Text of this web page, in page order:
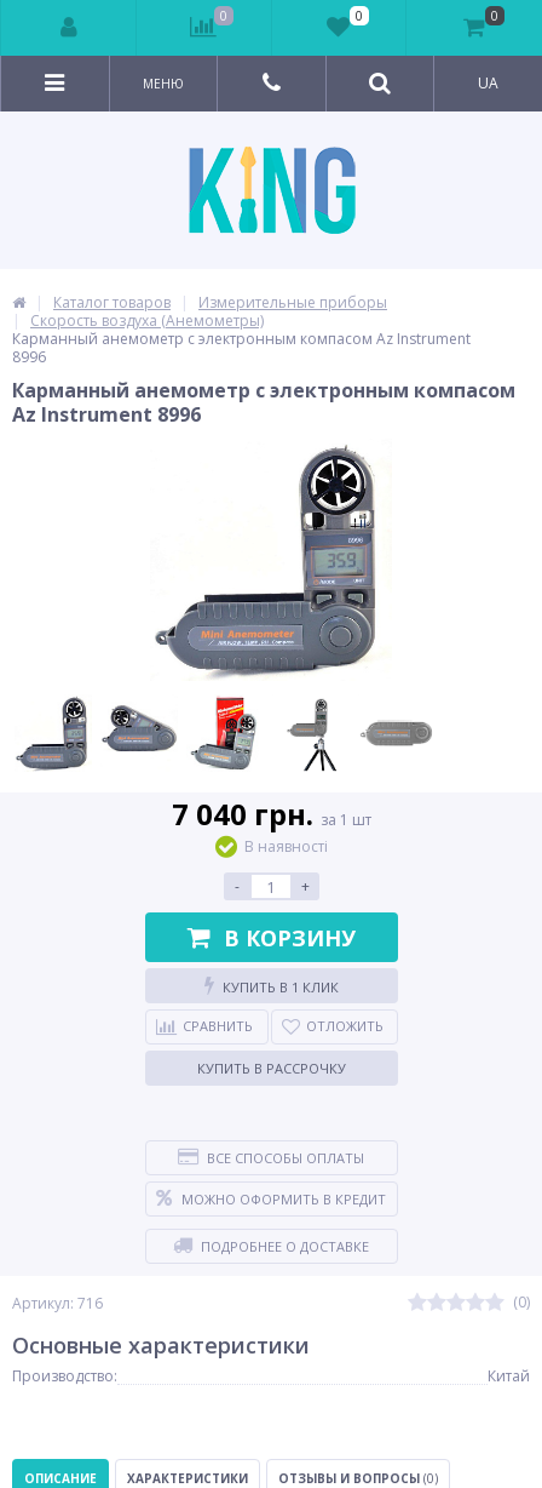
МЕНЮ UA
Каталог товаров
Измерительные приборы
Скорость воздуха (Анемометры)
Карманный анемометр с электронным компасом Az Instrument
8996
Карманный анемометр с электронным компасом
Az Instrument 8996
Артикул: 716 (0)
7 040 грн. за 1 шт
В наявності
-
+
В КОРЗИНУ
КУПИТЬ В 1 КЛИК
СРАВНИТЬ ОТЛОЖИТЬ
КУПИТЬ В РАССРОЧКУ
ВСЕ СПОСОБЫ ОПЛАТЫ
МОЖНО ОФОРМИТЬ В КРЕДИТ
ПОДРОБНЕЕ О ДОСТАВКЕ
Основные характеристики
Производство: Китай
ОПИСАНИЕ ХАРАКТЕРИСТИКИ ОТЗЫВЫ И ВОПРОСЫ (0)
0 0 0